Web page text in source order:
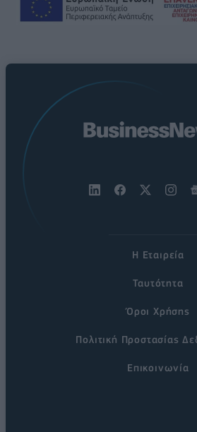
Η Εταιρεία
Ταυτότητα
Όροι Χρήσης
Πολιτική Προστασίας
Επικοινωνία